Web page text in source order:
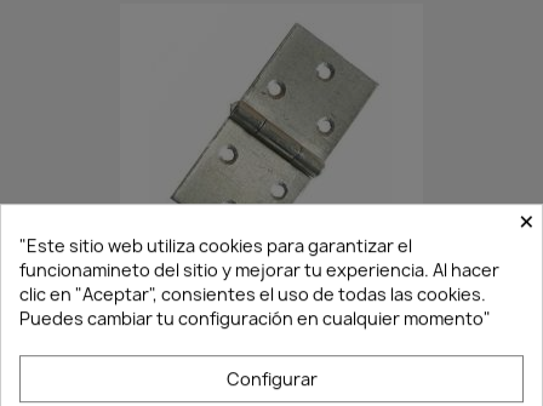
En Stock·Envío 24/48h
2,44 €1,71 €
×
"Este sitio web utiliza cookies para garantizar el
funcionamineto del sitio y mejorar tu experiencia. Al hacer
clic en "Aceptar", consientes el uso de todas las cookies.
Puedes cambiar tu configuración en cualquier momento"
Configurar